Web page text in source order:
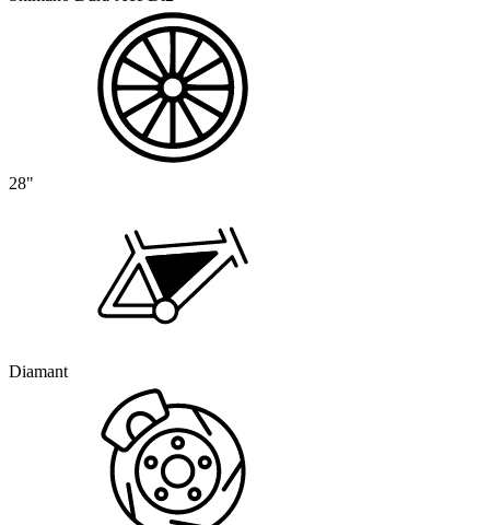
28"
Diamant